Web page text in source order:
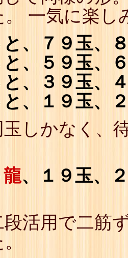
。 一気に楽し
７９玉、８
５９玉、６
３９玉、４
１９玉、２
しかなく、
龍、１９玉、
段活用で二筋